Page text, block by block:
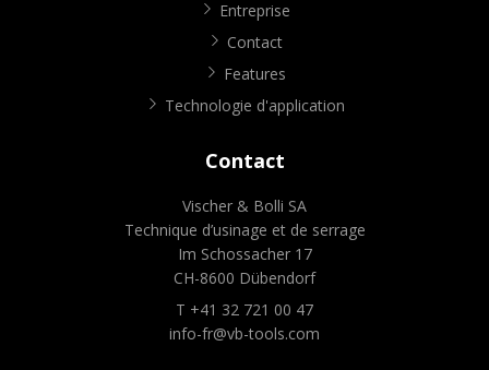
Entreprise
Contact
Features
Technologie d'application
Contact
Vischer & Bolli SA
Technique d’usinage et de serrage
Im Schossacher 17
CH-8600 Dübendorf
T +41 32 721 00 47
info-fr@vb-tools.com